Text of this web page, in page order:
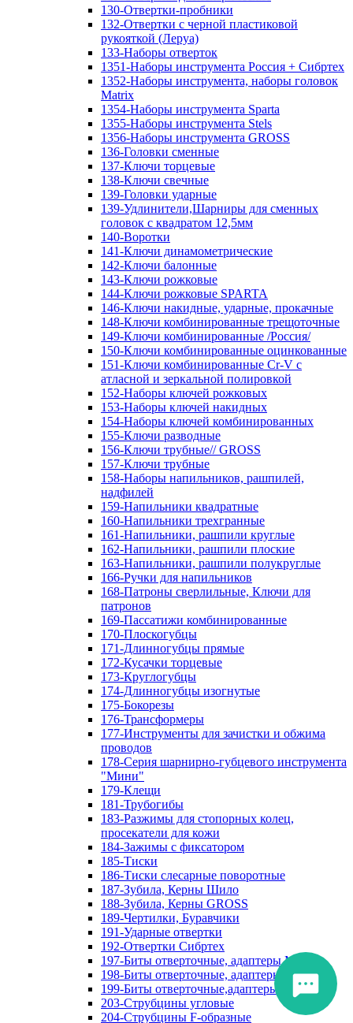
130-Отвертки-пробники
132-Отвертки с черной пластиковой
рукояткой (Леруа)
133-Наборы отверток
1351-Наборы инструмента Россия + Сибртех
1352-Наборы инструмента, наборы головок
Matrix
1354-Наборы инструмента Sparta
1355-Наборы инструмента Stels
1356-Наборы инструмента GROSS
136-Головки сменные
137-Ключи торцевые
138-Ключи свечные
139-Головки ударные
139-Удлинители,Шарниры для сменных
головок с квадратом 12,5мм
140-Воротки
141-Ключи динамометрические
142-Ключи балонные
143-Ключи рожковые
144-Ключи рожковые SPARTA
146-Ключи накидные, ударные, прокачные
148-Ключи комбинированные трещоточные
149-Ключи комбинированные /Россия/
150-Ключи комбинированные оцинкованные
151-Ключи комбинированные Cr-V с
атласной и зеркальной полировкой
152-Наборы ключей рожковых
153-Наборы ключей накидных
154-Наборы ключей комбинированных
155-Ключи разводные
156-Ключи трубные// GROSS
157-Ключи трубные
158-Наборы напильников, рашпилей,
надфилей
159-Напильники квадратные
160-Напильники трехгранные
161-Напильники, рашпили круглые
162-Напильники, рашпили плоские
163-Напильники, рашпили полукруглые
166-Ручки для напильников
168-Патроны сверлильные, Ключи для
патронов
169-Пассатижи комбинированные
170-Плоскогубцы
171-Длинногубцы прямые
172-Кусачки торцевые
173-Круглогубцы
174-Длинногубцы изогнутые
175-Бокорезы
176-Трансформеры
177-Инструменты для зачистки и обжима
проводов
178-Серия шарнирно-губцевого инструмента
"Мини"
179-Клещи
181-Трубогибы
183-Разжимы для стопорных колец,
просекатели для кожи
184-Зажимы с фиксатором
185-Тиски
186-Тиски слесарные поворотные
187-Зубила, Керны Шило
188-Зубила, Керны GROSS
189-Чертилки, Буравчики
191-Ударные отвертки
192-Отвертки Сибртех
197-Биты отверточные, адаптеры Matrix
198-Биты отверточные, адаптеры Прочие
199-Биты отверточные,адаптеры Сибртех
203-Струбцины угловые
204-Струбцины F-образные